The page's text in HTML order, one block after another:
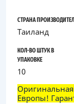
СТРАНА
Таиланд
КОЛ-ВО ШТУК В
УПАКОВКЕ
10
Европы!